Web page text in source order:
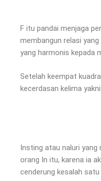
F itu pandai menjaga
membangun relasi
yang harmonis kepada
Setelah keempat
kecerdasan kelima yakni:
Insting atau naluri yang
orang In itu, karena ia
cenderung kesalah